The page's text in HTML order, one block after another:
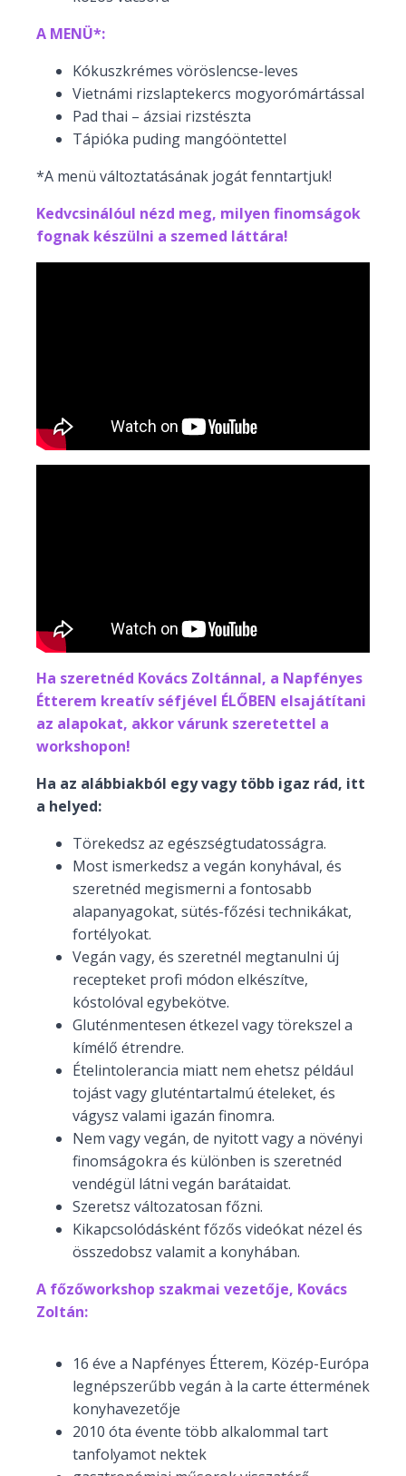
A MENÜ*:
Kókuszkrémes vöröslencse-leves
Vietnámi rizslaptekercs mogyorómártással
Pad thai – ázsiai rizstészta
Tápióka puding mangóöntettel
*A menü változtatásának jogát fenntartjuk!
Kedvcsinálóul nézd meg, milyen finomságok
fognak készülni a szemed láttára!
Ha szeretnéd Kovács Zoltánnal, a Napfényes
Étterem kreatív séfjével ÉLŐBEN elsajátítani
az alapokat, akkor várunk szeretettel a
workshopon!
Ha az alábbiakból egy vagy több igaz rád, itt
a helyed:
Törekedsz az egészségtudatosságra.
Most ismerkedsz a vegán konyhával, és
szeretnéd megismerni a fontosabb
alapanyagokat, sütés-főzési technikákat,
fortélyokat.
Vegán vagy, és szeretnél megtanulni új
recepteket profi módon elkészítve,
kóstolóval egybekötve.
Gluténmentesen étkezel vagy törekszel a
kímélő étrendre.
Ételintolerancia miatt nem ehetsz például
tojást vagy gluténtartalmú ételeket, és
vágysz valami igazán finomra.
Nem vagy vegán, de nyitott vagy a növényi
finomságokra és különben is szeretnéd
vendégül látni vegán barátaidat.
Szeretsz változatosan főzni.
Kikapcsolódásként főzős videókat nézel és
összedobsz valamit a konyhában.
A főzőworkshop szakmai vezetője, Kovács
Zoltán:
16 éve a Napfényes Étterem, Közép-Európa
legnépszerűbb vegán à la carte éttermének
konyhavezetője
2010 óta évente több alkalommal tart
tanfolyamot nektek